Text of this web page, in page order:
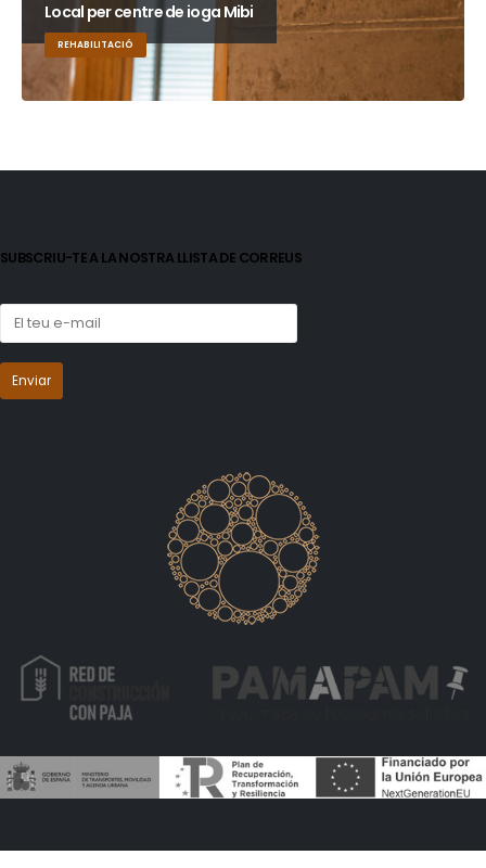
Local per centre de ioga Mibi
REHABILITACIÓ
SUBSCRIU-TE A LA NOSTRA LLISTA DE CORREUS